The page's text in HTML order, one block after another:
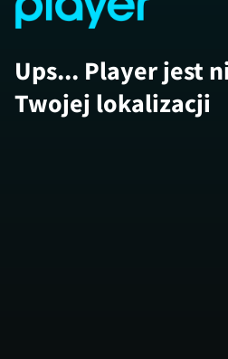
Ups... Player jest
Twojej lokalizacji